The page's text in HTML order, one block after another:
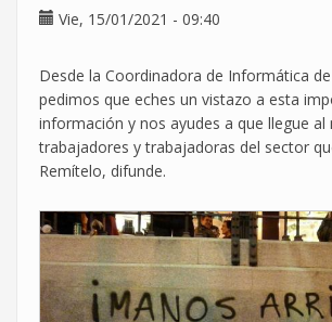
Vie, 15/01/2021 - 09:40
Desde la Coordinadora de Informática
pedimos que eches un vistazo a esta
información y nos ayudes a que llegue al
trabajadores y trabajadoras del sector
Remítelo, difunde.